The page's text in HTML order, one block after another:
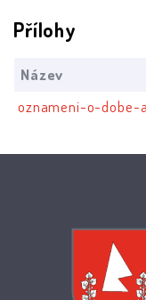
Přílohy
Název
oznameni-o-dobe-